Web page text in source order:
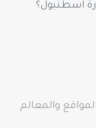
اسطنبول؟
والمعالم